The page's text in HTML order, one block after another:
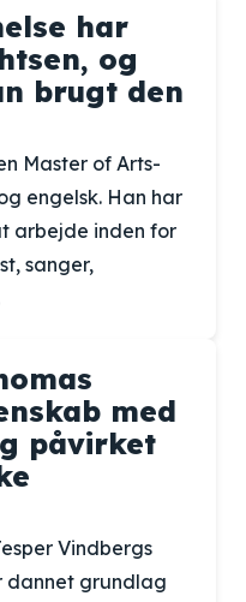
har
og
brugt den
Master of Arts-
engelsk. Han har
arbejde inden for
sanger,
med
påvirket
Vindbergs
dannet grundlag